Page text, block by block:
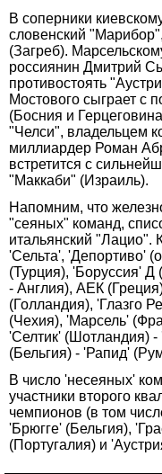
В соперники
словенский
(Загреб).
россиянин Дмитрий
противостоять
Мостового сыграет с
(Босния и
"Челси", владельцем
миллиардер Роман
встретится с
"Маккаби" (Израиль).
Напомним, что
"сеяных" команд,
итальянский "Лацио".
'Сельта', 'Депортиво'
(Турция), 'Боруссия' Д
- Англия), АЕК
(Голландия), 'Глазго
(Чехия), 'Марсель'
'Селтик' (Шотландия) -
(Бельгия) - 'Рапид'
В число 'несеяных'
участники второго
чемпионов (в том
'Брюгге' (Бельгия),
(Португалия) и